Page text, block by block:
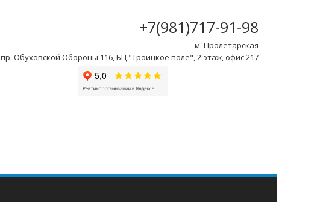
+7(981)717-91-98
м. Пролетарская
пр. Обуховской Обороны 116, БЦ "Троицкое поле", 2 этаж, офис 217